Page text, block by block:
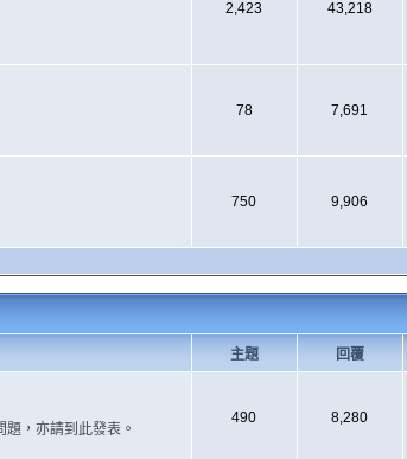
2,423 43,218
78 7,691
750 9,906
主題 回覆
，亦請到此發表。
490 8,280